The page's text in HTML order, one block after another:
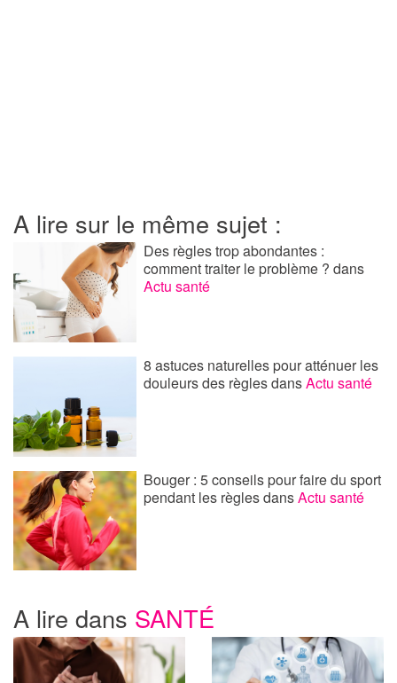
A lire sur le même sujet :
Des règles trop abondantes :
comment traiter le problème ?dans
Actu santé
8 astuces naturelles pour atténuer les
douleurs des règlesdansActu santé
Bouger : 5 conseils pour faire du sport
pendant les règlesdansActu santé
A lire dans SANTÉ